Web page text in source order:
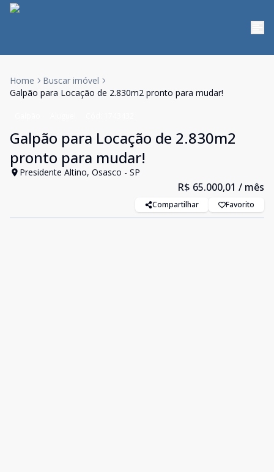
Home
Buscar imóvel
Galpão para Locação de 2.830m2 pronto para mudar!
Galpão para Locação de 2.830m2
pronto para mudar!
Presidente Altino, Osasco - SP
R$ 65.000,01 / mês
Compartilhar Favorito